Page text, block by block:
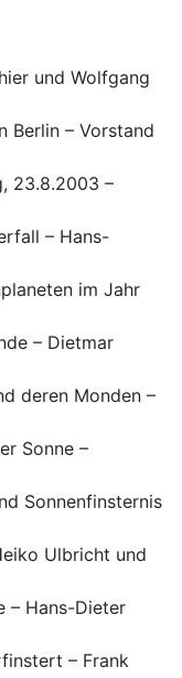
und Wolfgang
Berlin – Vorstand
23.8.2003 –
– Hans-
im Jahr
– Dietmar
deren Monden –
Sonne –
Sonnenfinsternis
Ulbricht und
– Hans-Dieter
– Frank